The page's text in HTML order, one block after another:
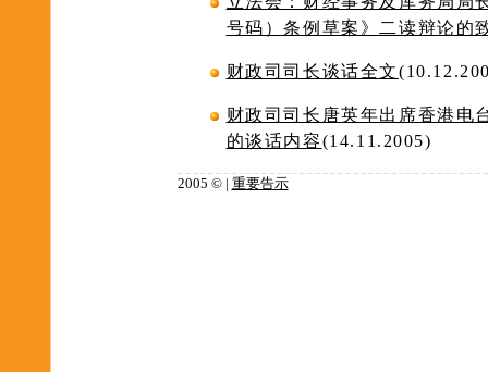
号码）条例草案》二读辩论的
财政司司长谈话全文
财政司司长唐英年出席香港电
的谈话内容(14.11.2005)
2005 © | 重要告示